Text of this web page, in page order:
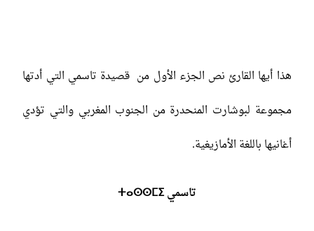
هذا أيها القارئ نص الجزء الأول من قصيدة تاسمي التي أدتها
مجموعة لبوشارت المنحدرة من الجنوب المغربي والتي تؤدي
أغانيها باللغة الأمازيغية.
تاسمي ⵜⴰⵙⵙⵎⵉ